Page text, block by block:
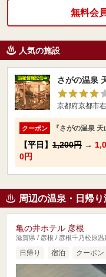
無料会
人気の施設
さがの温泉
京都府京都市
クーポン 『さがの温泉
【平日】 1,200円 →
0円
周辺の温泉・日帰
亀の井ホテル 彦根
滋賀県 / 彦根 / 彦根千乃松原温
日帰り 宿泊 クーポン